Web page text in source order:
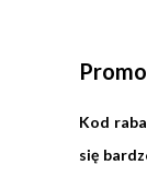
Kod
się